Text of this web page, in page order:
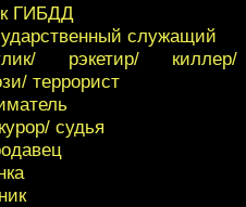
ГИБДД
служащий
рэкетир/ киллер/
террорист
судья